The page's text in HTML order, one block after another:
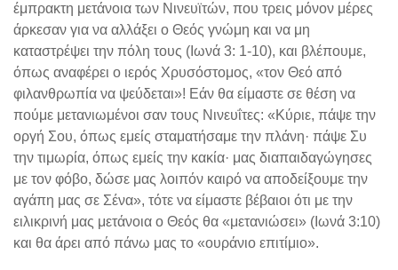
έμπρακτη μετάνοια των Νινευϊτών, που τρεις μόνον μέρες
άρκεσαν για να αλλάξει ο Θεός γνώμη και να μη
καταστρέψει την πόλη τους (Ιωνά 3: 1-10), και βλέπουμε,
όπως αναφέρει ο ιερός Χρυσόστομος, «τον Θεό από
φιλανθρωπία να ψεύδεται»! Εάν θα είμαστε σε θέση να
πούμε μετανιωμένοι σαν τους Νινευΐτες: «Κύριε, πάψε την
οργή Σου, όπως εμείς σταματήσαμε την πλάνη· πάψε Συ
την τιμωρία, όπως εμείς την κακία· μας διαπαιδαγώγησες
με τον φόβο, δώσε μας λοιπόν καιρό να αποδείξουμε την
αγάπη μας σε Σένα», τότε να είμαστε βέβαιοι ότι με την
ειλικρινή μας μετάνοια ο Θεός θα «μετανιώσει» (Ιωνά 3:10)
και θα άρει από πάνω μας το «ουράνιο επιτίμιο».